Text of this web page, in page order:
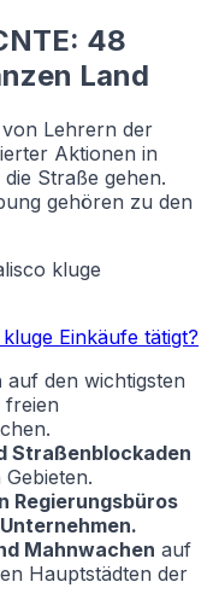
48
Land
von Lehrern der
Aktionen in
Straße gehen.
gehören zu den
kluge
Einkäufe tätigt?
auf den wichtigsten
freien
Straßenblockaden
Regierungsbüros
Mahnwachen auf
Hauptstädten der